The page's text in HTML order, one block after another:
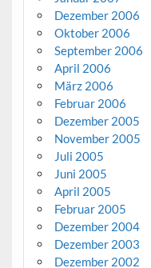
Dezember 2006
Oktober 2006
September 2006
April 2006
März 2006
Februar 2006
Dezember 2005
November 2005
Juli 2005
Juni 2005
April 2005
Februar 2005
Dezember 2004
Dezember 2003
Dezember 2002